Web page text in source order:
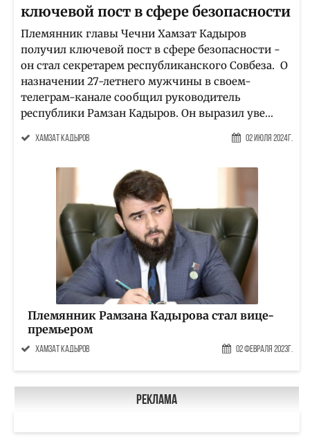
ключевой пост в сфере безопасности
Племянник главы Чечни Хамзат Кадыров
получил ключевой пост в сфере безопасности -
он стал секретарем республиканского Совбеза. О
назначении 27-летнего мужчины в своем-
телеграм-канале сообщил руководитель
республики Рамзан Кадыров. Он выразил уве...
Хамзат Кадыров 02 Июля 2024г.
Племянник Рамзана Кадырова стал вице-
премьером
Хамзат Кадыров 02 Февраля 2023г.
Реклама